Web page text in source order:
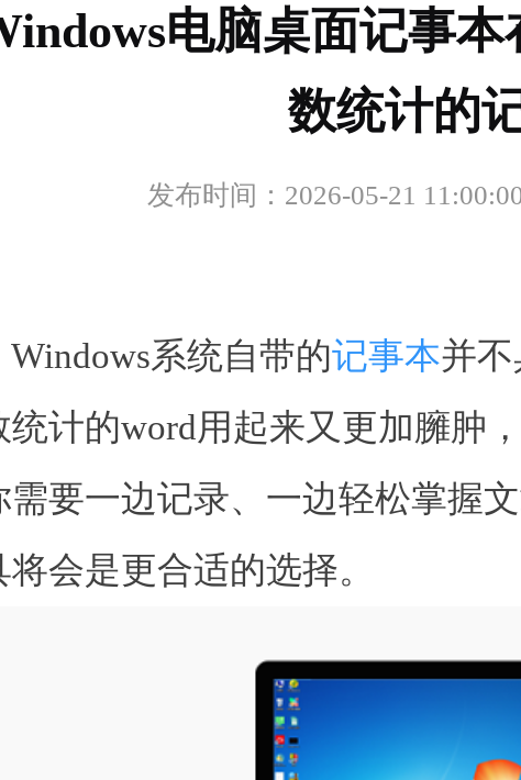
电脑桌面记事
数统计的
发布时间：2026-05-21
Windows系统自带的记事本并
统计的word用起来又更加臃肿
需要一边记录、一边轻松掌握
将会是更合适的选择。